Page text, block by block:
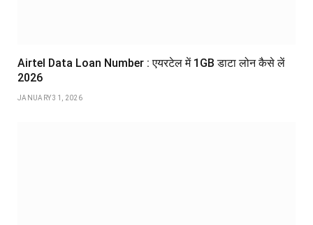
Airtel Data Loan Number : एयरटेल में 1GB डाटा लोन कैसे लें
2026
JANUARY 31, 2026